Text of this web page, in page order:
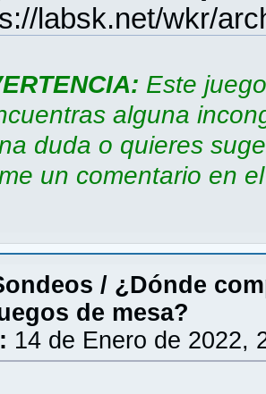
labsk.net/wkr/
Este
alguna
duda o quieres
un comentario en
/ ¿Dónde
de mesa?
14 de Enero de 2022,